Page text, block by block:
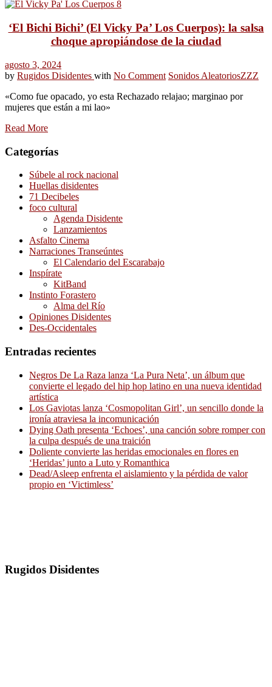
‘El Bichi Bichi’ (El Vicky Pa’ Los Cuerpos): la salsa
choque apropiándose de la ciudad
agosto 3, 2024
by Rugidos Disidentes with No Comment Sonidos AleatoriosZZZ
«Como fue opacado, yo esta Rechazado relajao; marginao por
mujeres que están a mi lao»
Read More
Categorías
Súbele al rock nacional
Huellas disidentes
71 Decibeles
foco cultural
Agenda Disidente
Lanzamientos
Asfalto Cinema
Narraciones Transeúntes
El Calendario del Escarabajo
Inspírate
KitBand
Instinto Forastero
Alma del Río
Opiniones Disidentes
Des-Occidentales
Entradas recientes
Negros De La Raza lanza ‘La Pura Neta’, un álbum que
convierte el legado del hip hop latino en una nueva identidad
artística
Los Gaviotas lanza ‘Cosmopolitan Girl’, un sencillo donde la
ironía atraviesa la incomunicación
Dying Oath presenta ‘Echoes’, una canción sobre romper con
la culpa después de una traición
Doliente convierte las heridas emocionales en flores en
‘Heridas’ junto a Luto y Romanthica
Dead/Asleep enfrenta el aislamiento y la pérdida de valor
propio en ‘Victimless’
Rugidos Disidentes